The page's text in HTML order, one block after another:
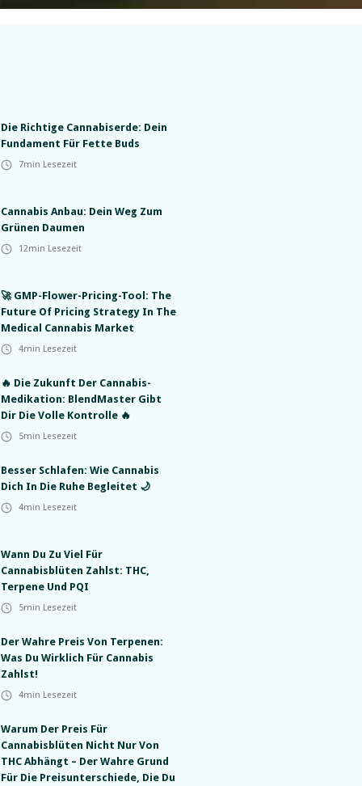
Die Richtige Cannabiserde: Dein
Fundament Für Fette Buds
7min Lesezeit
Cannabis Anbau: Dein Weg Zum
Grünen Daumen
12min Lesezeit
🚀 GMP-Flower-Pricing-Tool: The
Future Of Pricing Strategy In The
Medical Cannabis Market
4min Lesezeit
🔥 Die Zukunft Der Cannabis-
Medikation: BlendMaster Gibt
Dir Die Volle Kontrolle 🔥
5min Lesezeit
Besser Schlafen: Wie Cannabis
Dich In Die Ruhe Begleitet 🌙
4min Lesezeit
Wann Du Zu Viel Für
Cannabisblüten Zahlst: THC,
Terpene Und PQI
5min Lesezeit
Der Wahre Preis Von Terpenen:
Was Du Wirklich Für Cannabis
Zahlst!
4min Lesezeit
Warum Der Preis Für
Cannabisblüten Nicht Nur Von
THC Abhängt – Der Wahre Grund
Für Die Preisunterschiede, Die Du